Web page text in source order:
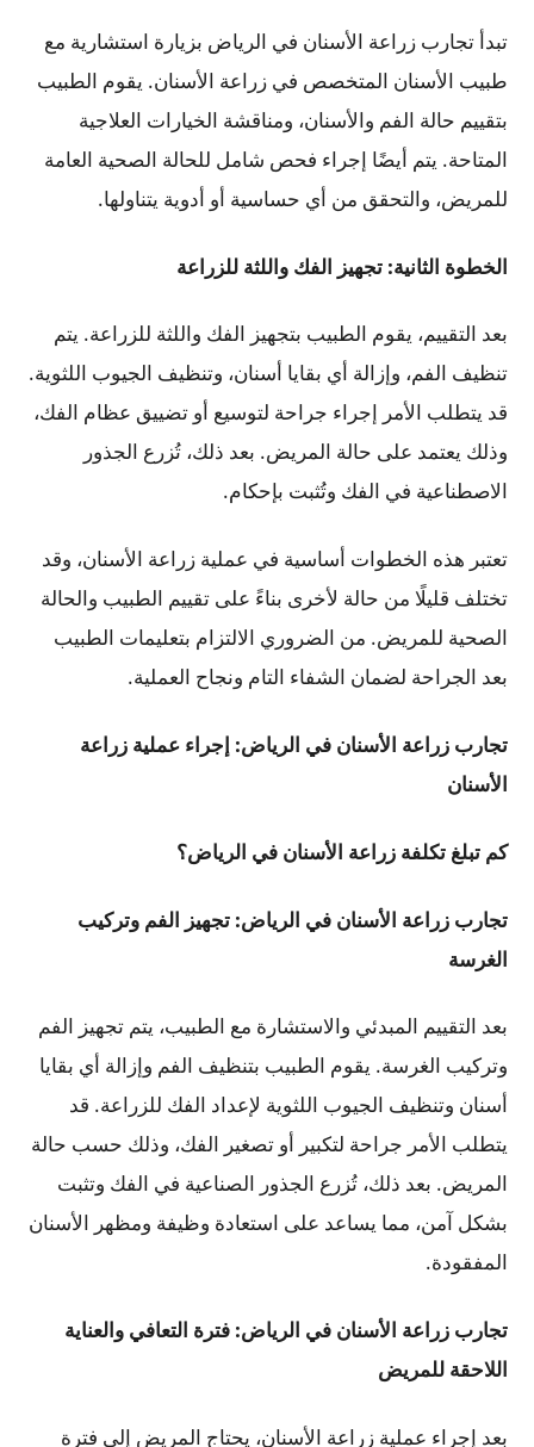
تبدأ تجارب زراعة الأسنان في الرياض بزيارة استشارية مع
طبيب الأسنان المتخصص في زراعة الأسنان. يقوم الطبيب
بتقييم حالة الفم والأسنان، ومناقشة الخيارات العلاجية
المتاحة. يتم أيضًا إجراء فحص شامل للحالة الصحية العامة
للمريض، والتحقق من أي حساسية أو أدوية يتناولها.
الخطوة الثانية: تجهيز الفك واللثة للزراعة
بعد التقييم، يقوم الطبيب بتجهيز الفك واللثة للزراعة. يتم
تنظيف الفم، وإزالة أي بقايا أسنان، وتنظيف الجيوب اللثوية.
قد يتطلب الأمر إجراء جراحة لتوسيع أو تضييق عظام الفك،
وذلك يعتمد على حالة المريض. بعد ذلك، تُزرع الجذور
الاصطناعية في الفك وتُثبت بإحكام.
تعتبر هذه الخطوات أساسية في عملية زراعة الأسنان، وقد
تختلف قليلًا من حالة لأخرى بناءً على تقييم الطبيب والحالة
الصحية للمريض. من الضروري الالتزام بتعليمات الطبيب
بعد الجراحة لضمان الشفاء التام ونجاح العملية.
تجارب زراعة الأسنان في الرياض: إجراء عملية زراعة
الأسنان
كم تبلغ تكلفة زراعة الأسنان في الرياض؟
تجارب زراعة الأسنان في الرياض: تجهيز الفم وتركيب
الغرسة
بعد التقييم المبدئي والاستشارة مع الطبيب، يتم تجهيز الفم
وتركيب الغرسة. يقوم الطبيب بتنظيف الفم وإزالة أي بقايا
أسنان وتنظيف الجيوب اللثوية لإعداد الفك للزراعة. قد
يتطلب الأمر جراحة لتكبير أو تصغير الفك، وذلك حسب حالة
المريض. بعد ذلك، تُزرع الجذور الصناعية في الفك وتثبت
بشكل آمن، مما يساعد على استعادة وظيفة ومظهر الأسنان
المفقودة.
تجارب زراعة الأسنان في الرياض: فترة التعافي والعناية
اللاحقة للمريض
بعد إجراء عملية زراعة الأسنان، يحتاج المريض إلى فترة